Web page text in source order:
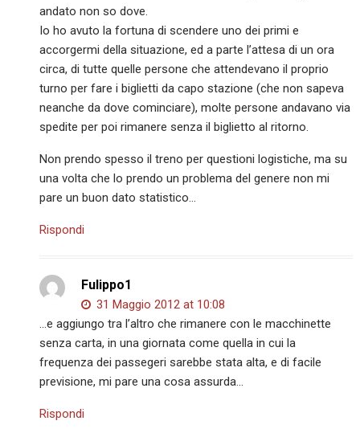
andato non so dove.
Io ho avuto la fortuna di scendere uno dei primi e
accorgermi della situazione, ed a parte l’attesa di un ora
circa, di tutte quelle persone che attendevano il proprio
turno per fare i biglietti da capo stazione (che non sapeva
neanche da dove cominciare), molte persone andavano via
spedite per poi rimanere senza il biglietto al ritorno.
Non prendo spesso il treno per questioni logistiche, ma su
una volta che lo prendo un problema del genere non mi
pare un buon dato statistico…
Rispondi
Fulippo1
31 Maggio 2012 at 10:08
…e aggiungo tra l’altro che rimanere con le macchinette
senza carta, in una giornata come quella in cui la
frequenza dei passegeri sarebbe stata alta, e di facile
previsione, mi pare una cosa assurda…
Rispondi